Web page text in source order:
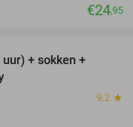
€24,95
+ sokken +
9.2 star